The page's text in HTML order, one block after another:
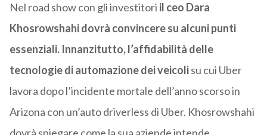
Nel road show con gli investitori il ceo Dara
Khosrowshahi dovrà convincere su alcuni punti
essenziali. Innanzitutto, l’affidabilità delle
tecnologie di automazione dei veicolisu cui Uber
lavora dopo l’incidente mortale dell’anno scorso in
Arizona con un’auto driverless di Uber. Khosrowshahi